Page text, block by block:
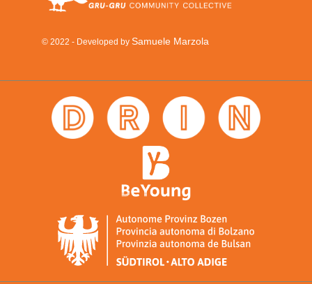
© 2022 - Developed by Samuele Marzola